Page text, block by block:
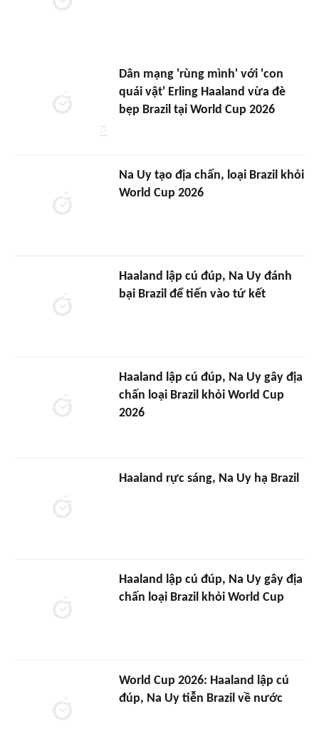
Dân mạng 'rùng mình' với 'con
quái vật' Erling Haaland vừa đè
bẹp Brazil tại World Cup 2026
Na Uy tạo địa chấn, loại Brazil khỏi
World Cup 2026
Haaland lập cú đúp, Na Uy đánh
bại Brazil để tiến vào tứ kết
Haaland lập cú đúp, Na Uy gây địa
chấn loại Brazil khỏi World Cup
2026
Haaland rực sáng, Na Uy hạ Brazil
Haaland lập cú đúp, Na Uy gây địa
chấn loại Brazil khỏi World Cup
World Cup 2026: Haaland lập cú
đúp, Na Uy tiễn Brazil về nước